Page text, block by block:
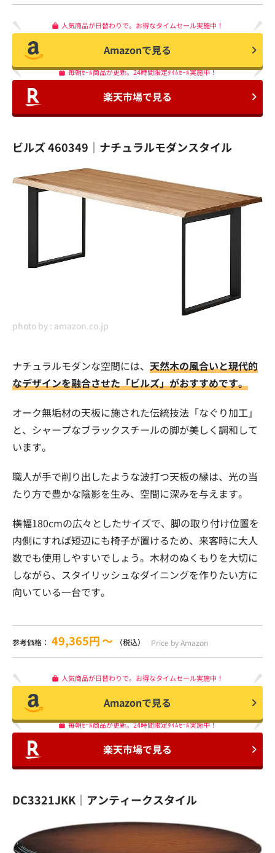
人気商品が日替わりで。お得なタイムセール実施中！
Amazonで見る
毎朝ｾｰﾙ商品が更新。24時間限定ﾀｲﾑｾｰﾙ実施中！
楽天市場で見る
ビルズ 460349｜ナチュラルモダンスタイル
photo by : amazon.co.jp
ナチュラルモダンな空間には、 天然木の風合いと現代的
なデザインを融合させた「ビルズ」がおすすめです。
オーク無垢材の天板に施された伝統技法「なぐり加工」
と、シャープなブラックスチールの脚が美しく調和して
います。
職人が手で削り出したような波打つ天板の縁は、光の当
たり方で豊かな陰影を生み、空間に深みを与えます。
横幅180cmの広々としたサイズで、脚の取り付け位置を
内側にすれば短辺にも椅子が置けるため、来客時に大人
数でも使用しやすいでしょう。木材のぬくもりを大切に
しながら、スタイリッシュなダイニングを作りたい方に
向いている一台です。
参考価格： 49,365円〜 （税込） Price by Amazon
人気商品が日替わりで。お得なタイムセール実施中！
Amazonで見る
毎朝ｾｰﾙ商品が更新。24時間限定ﾀｲﾑｾｰﾙ実施中！
楽天市場で見る
DC3321JKK｜アンティークスタイル